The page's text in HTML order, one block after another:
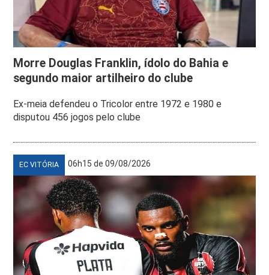
Morre Douglas Franklin, ídolo do Bahia e
segundo maior artilheiro do clube
Ex-meia defendeu o Tricolor entre 1972 e 1980 e
disputou 456 jogos pelo clube
EC VITÓRIA 06h15 de 09/08/2026